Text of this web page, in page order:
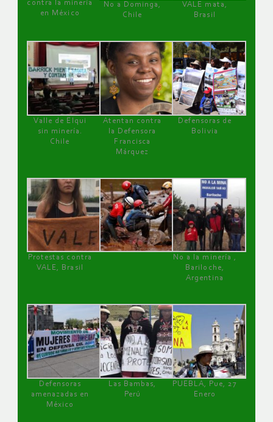
contra la minería
en México
No a Dominga,
Chile
VALE mata,
Brasil
Valle de Elqui
sin minería.
Chile
Atentan contra
la Defensora
Francisca
Márquez
Defensoras de
Bolivia
Protestas contra
VALE, Brasil
No a la minería ,
Bariloche,
Argentina
Defensoras
amenazadas en
México
Las Bambas,
Perú
PUEBLA, Pue, 27
Enero